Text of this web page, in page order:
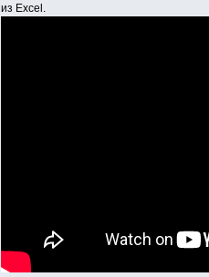
из Excel.